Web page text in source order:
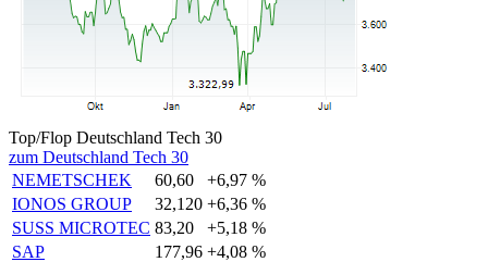
Top/Flop Deutschland Tech 30
zum Deutschland Tech 30
NEMETSCHEK
60,60
+6,97 %
IONOS GROUP
32,120 +6,36 %
SUSS MICROTEC 83,20
+5,18 %
SAP
177,96 +4,08 %